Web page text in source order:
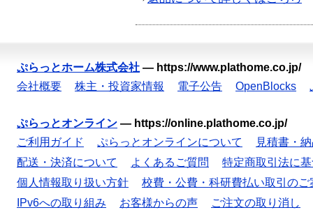
ぷらっとホーム株式会社 — https://www.plathome.co.jp/
会社概要
株主・投資家情報 電子公告 OpenBlocks
ぷらっとオンライン — https://online.plathome.co.jp/
ご利用ガイド
ぷらっとオンラインについて
見積書・
配送・決済について
よくあるご質問
特定商取引法に
個人情報取り扱い方針
校費・公費・科研費払い取引のご
IPv6への取り組み
お客様からの声 ご注文の取り消し